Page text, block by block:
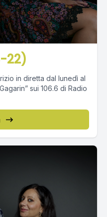
22)
in diretta dal lunedì al
sui 106.6 di Radio